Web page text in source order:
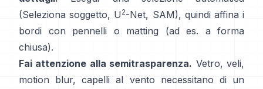
(Seleziona soggetto, U 2-Net, SAM), quindi affina i
bordi con pennelli o matting (ad es.
a forma
chiusa).
Fai attenzione alla semitrasparenza. Vetro, veli,
motion blur, capelli al vento necessitano di un